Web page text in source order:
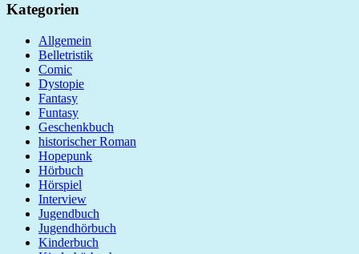
Kategorien
Allgemein
Belletristik
Comic
Dystopie
Fantasy
Funtasy
Geschenkbuch
historischer Roman
Hopepunk
Hörbuch
Hörspiel
Interview
Jugendbuch
Jugendhörbuch
Kinderbuch